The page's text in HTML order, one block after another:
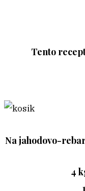
Tento
Na jahodovo-
4